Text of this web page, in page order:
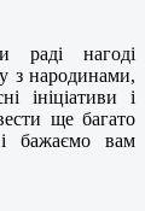
раді нагоді
з народинами,
ініціативи і
ще багато
і бажаємо вам